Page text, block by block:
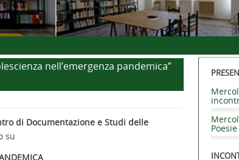
nell’emergenza pandemica”
di Documentazione e Studi delle
su